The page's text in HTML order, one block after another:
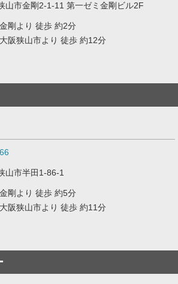
山市金剛2-1-11 第一ゼミ金剛ビル2F
剛より 徒歩 約2分
阪狭山市より 徒歩 約12分
山市半田1-86-1
剛より 徒歩 約5分
阪狭山市より 徒歩 約11分